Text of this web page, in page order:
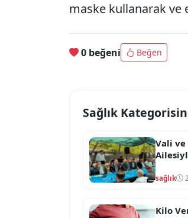
maske kullanarak ve
0 beğeni Beğen
Sağlık
Vali ve
sağlık
Kilo